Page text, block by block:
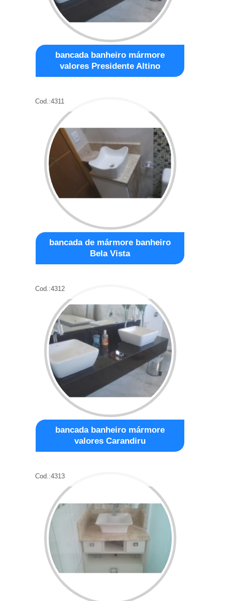
bancada banheiro mármore
valores Presidente Altino
Cod.:4311
bancada de mármore banheiro
Bela Vista
Cod.:4312
bancada banheiro mármore
valores Carandiru
Cod.:4313